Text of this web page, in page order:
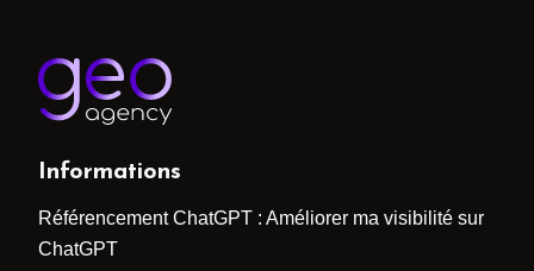
Informations
Référencement ChatGPT : Améliorer ma visibilité sur
ChatGPT